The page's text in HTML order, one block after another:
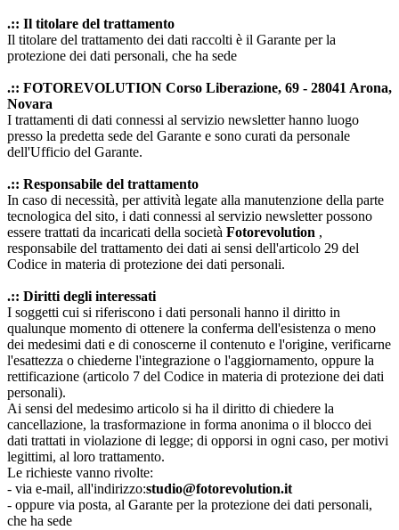
.:: Il titolare del trattamento
Il titolare del trattamento dei dati raccolti è il Garante per la
protezione dei dati personali, che ha sede
.:: FOTOREVOLUTION Corso Liberazione, 69 - 28041 Arona,
Novara
I trattamenti di dati connessi al servizio newsletter hanno luogo
presso la predetta sede del Garante e sono curati da personale
dell'Ufficio del Garante.
.:: Responsabile del trattamento
In caso di necessità, per attività legate alla manutenzione della parte
tecnologica del sito, i dati connessi al servizio newsletter possono
essere trattati da incaricati della società Fotorevolution ,
responsabile del trattamento dei dati ai sensi dell'articolo 29 del
Codice in materia di protezione dei dati personali.
.:: Diritti degli interessati
I soggetti cui si riferiscono i dati personali hanno il diritto in
qualunque momento di ottenere la conferma dell'esistenza o meno
dei medesimi dati e di conoscerne il contenuto e l'origine, verificarne
l'esattezza o chiederne l'integrazione o l'aggiornamento, oppure la
rettificazione (articolo 7 del Codice in materia di protezione dei dati
personali).
Ai sensi del medesimo articolo si ha il diritto di chiedere la
cancellazione, la trasformazione in forma anonima o il blocco dei
dati trattati in violazione di legge; di opporsi in ogni caso, per motivi
legittimi, al loro trattamento.
Le richieste vanno rivolte:
- via e-mail, all'indirizzo:studio@fotorevolution.it
- oppure via posta, al Garante per la protezione dei dati personali,
che ha sede